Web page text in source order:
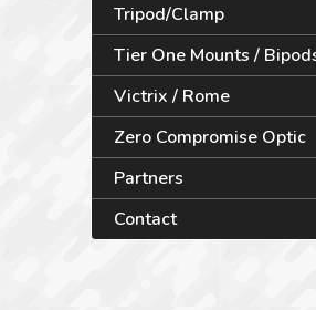
Tripod/Clamp
Tier One Mounts /
Victrix / Rome
Zero Compromise Optic
Partners
Contact